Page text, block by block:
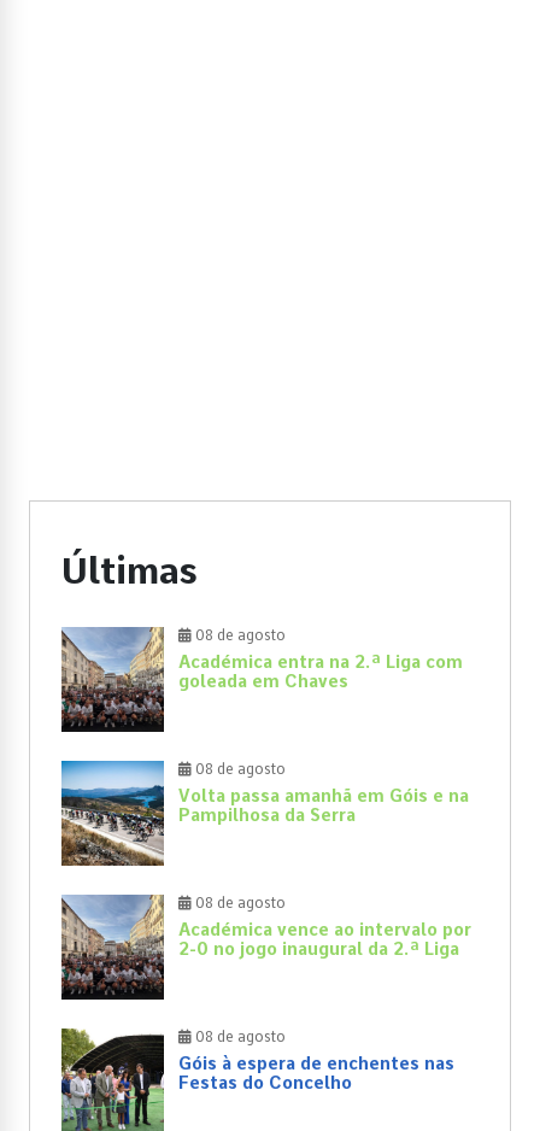
Últimas
08 de agosto
Académica entra na 2.ª Liga com
goleada em Chaves
08 de agosto
Volta passa amanhã em Góis e na
Pampilhosa da Serra
08 de agosto
Académica vence ao intervalo por
2-0 no jogo inaugural da 2.ª Liga
08 de agosto
Góis à espera de enchentes nas
Festas do Concelho